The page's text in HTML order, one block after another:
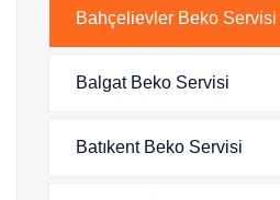
Bahçelievler Beko Servisi
Balgat Beko Servisi
Batıkent Beko Servisi